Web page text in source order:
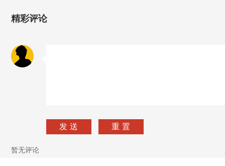
精彩评论
暂无评论